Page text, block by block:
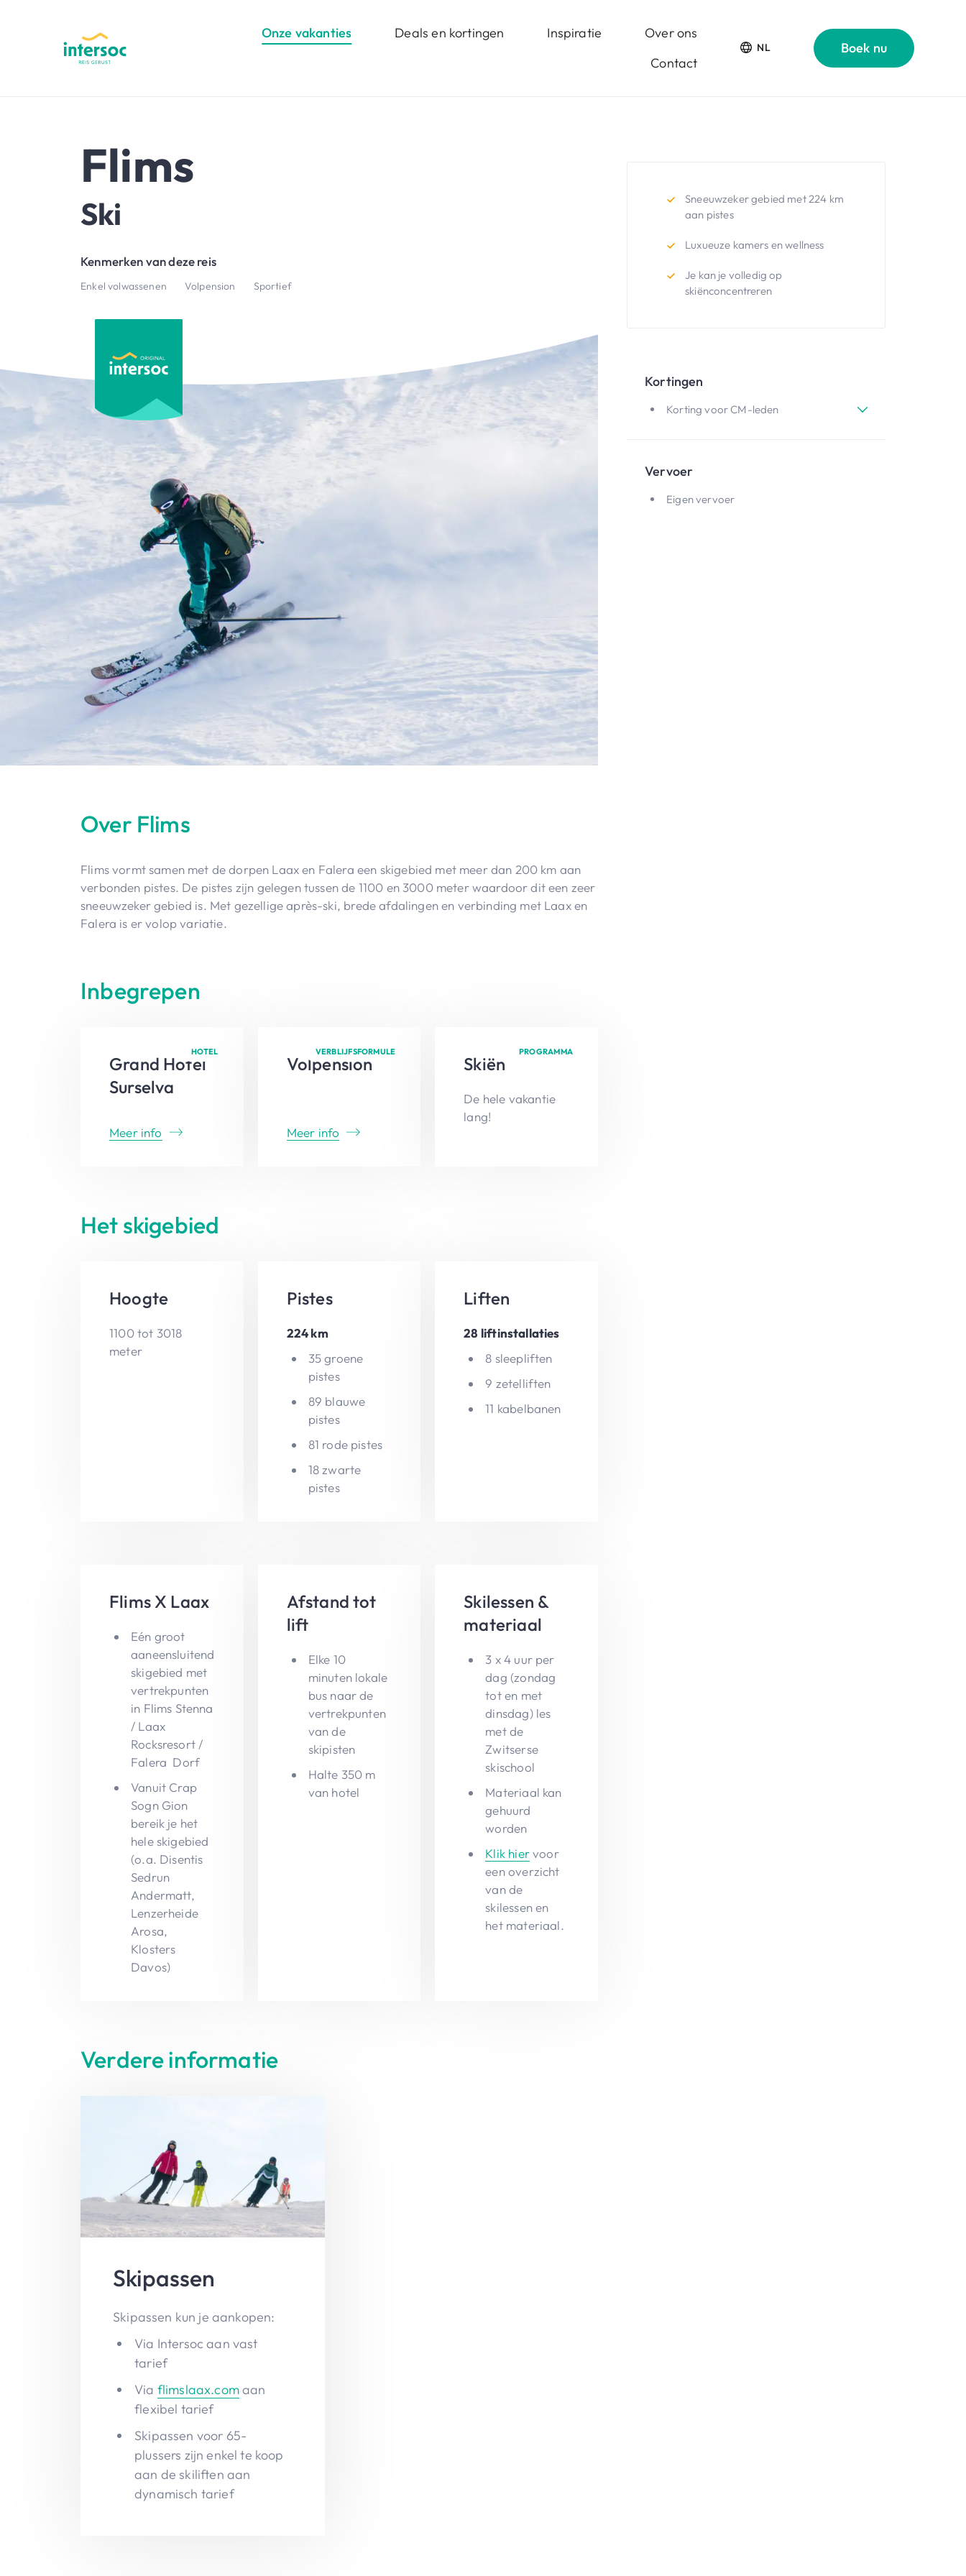
Onze vakanties Deals en kortingen Inspiratie
Over ons
Contact
NL Boek nu
Flims
Ski
Kenmerken van deze reis
Enkel volwassenen Volpension Sportief
Over Flims
Flims vormt samen met de dorpen Laax en Falera een skigebied met meer dan 200 km aan
verbonden pistes. De pistes zijn gelegen tussen de 1100 en 3000 meter waardoor dit een zeer
sneeuwzeker gebied is. Met gezellige après-ski, brede afdalingen en verbinding met Laax en
Falera is er volop variatie.
Inbegrepen
HOTEL
Grand Hotel
Surselva
Meer info
VERBLIJFSFORMULE
Volpension
Meer info
PROGRAMMA
Skiën
De hele vakantie
lang!
Het skigebied
Hoogte
1100 tot 3018
meter
Pistes
224 km
35 groene
pistes
89 blauwe
pistes
81 rode pistes
18 zwarte
pistes
Liften
28 liftinstallaties
8 sleepliften
9 zetelliften
11 kabelbanen
Flims X Laax
Eén groot
aaneensluitend
skigebied met
vertrekpunten
in Flims Stenna
/ Laax
Rocksresort /
Falera Dorf
Vanuit Crap
Sogn Gion
bereik je het
hele skigebied
(o.a. Disentis
Sedrun
Andermatt,
Lenzerheide
Arosa,
Klosters
Davos)
Afstand tot
lift
Elke 10
minuten lokale
bus naar de
vertrekpunten
van de
skipisten
Halte 350 m
van hotel
Skilessen &
materiaal
3 x 4 uur per
dag (zondag
tot en met
dinsdag) les
met de
Zwitserse
skischool
Materiaal kan
gehuurd
worden
Klik hiervoor
een overzicht
van de
skilessen en
het materiaal.
Verdere informatie
Skipassen
Skipassen kun je aankopen:
Via Intersoc aan vast
tarief
Via flimslaax.comaan
flexibel tarief
Skipassen voor 65-
plussers zijn enkel te koop
aan de skiliften aan
dynamisch tarief
Sneeuwzeker gebied met 224 km
aan pistes
Luxueuze kamers en wellness
Je kan je volledig op
skiënconcentreren
Kortingen
Korting voor CM-leden
Vervoer
Eigen vervoer